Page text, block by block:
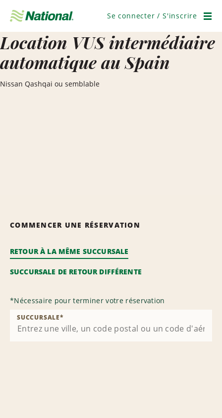
navigation
Se connecter / S'inscrire
Location VUS intermédiaire
automatique au Spain
Nissan Qashqai ou semblable
COMMENCER UNE RÉSERVATION
RETOUR À LA MÊME SUCCURSALE
SUCCURSALE DE RETOUR DIFFÉRENTE
*Nécessaire pour terminer votre réservation
SUCCURSALE*